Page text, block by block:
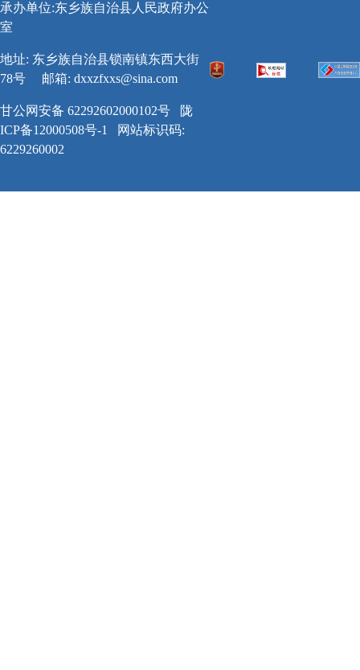
承办单位:东乡族自治县人民政府办公
室
地址: 东乡族自治县锁南镇东西大街
78号
邮箱: dxxzfxxs@sina.com
甘公网安备 62292602000102号
陇
ICP备12000508号-1
网站标识码:
6229260002